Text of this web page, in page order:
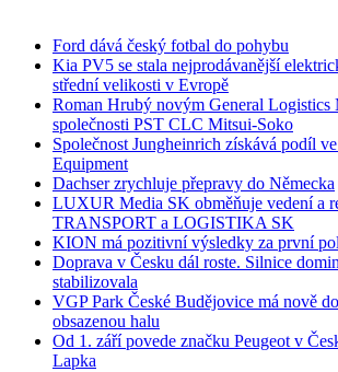
Ford dává český fotbal do pohybu
Kia PV5 se stala nejprodávanější
střední velikosti v Evropě
Roman Hrubý novým General Logistics
společnosti PST CLC Mitsui-Soko
Společnost Jungheinrich získává podíl
Equipment
Dachser zrychluje přepravy do Německa
LUXUR Media SK obměňuje vedení a
TRANSPORT a LOGISTIKA SK
KION má pozitivní výsledky za první
Doprava v Česku dál roste. Silnice
stabilizovala
VGP Park České Budějovice má nově
obsazenou halu
Od 1. září povede značku Peugeot v
Lapka